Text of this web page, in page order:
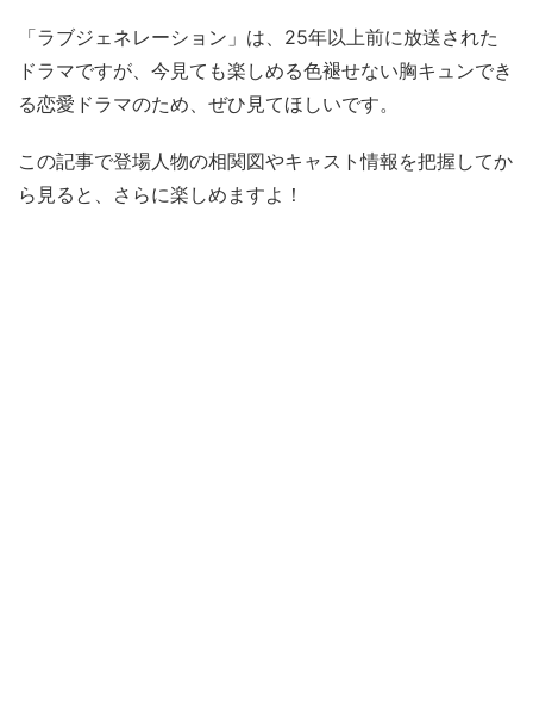
「ラブジェネレーション」は、25年以上前に放送された
ドラマですが、今見ても楽しめる色褪せない胸キュンでき
る恋愛ドラマのため、ぜひ見てほしいです。
この記事で登場人物の相関図やキャスト情報を把握してか
ら見ると、さらに楽しめますよ！